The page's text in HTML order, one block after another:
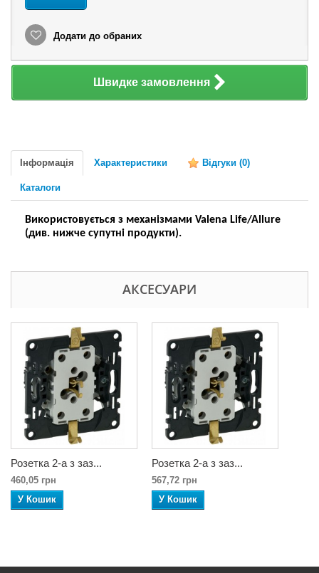
Додати до обраних
Швидке замовлення
Інформація Характеристики Відгуки (0)
Каталоги
Використовується з механізмами Valena Life/Allure
(див. нижче супутні продукти).
АКСЕСУАРИ
Розетка 2-а з заз...
460,05 грн
У Кошик
Розетка 2-а з заз...
567,72 грн
У Кошик